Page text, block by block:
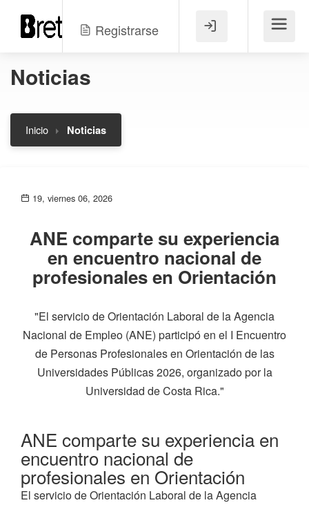
Registrarse Menú
Noticias
Inicio Noticias
19, viernes 06, 2026
ANE comparte su experiencia
en encuentro nacional de
profesionales en Orientación
"El servicio de Orientación Laboral de la Agencia
Nacional de Empleo (ANE) participó en el I Encuentro
de Personas Profesionales en Orientación de las
Universidades Públicas 2026, organizado por la
Universidad de Costa Rica."
ANE comparte su experiencia en
encuentro nacional de
profesionales en Orientación
El servicio de Orientación Laboral de la Agencia